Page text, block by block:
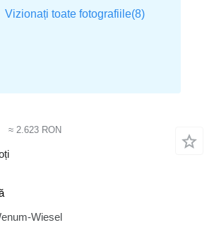
≈ 2.623 RON
Wiesel